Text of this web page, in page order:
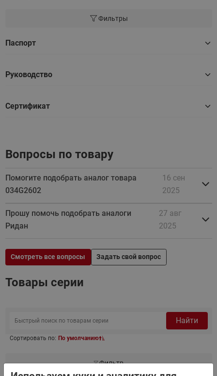
Фильтры
Паспорт
Руководство
Сертификат
Вопросы по товару
Помогите подобрать аналог товара
034G2602
16 сен
2025
Прошу помочь подобрать аналоги
Ридан
27 авг
2025
Смотреть все вопросы Задать свой вопрос
Товары серии
Найти
Сортировать по: По умолчанию
Фильтр